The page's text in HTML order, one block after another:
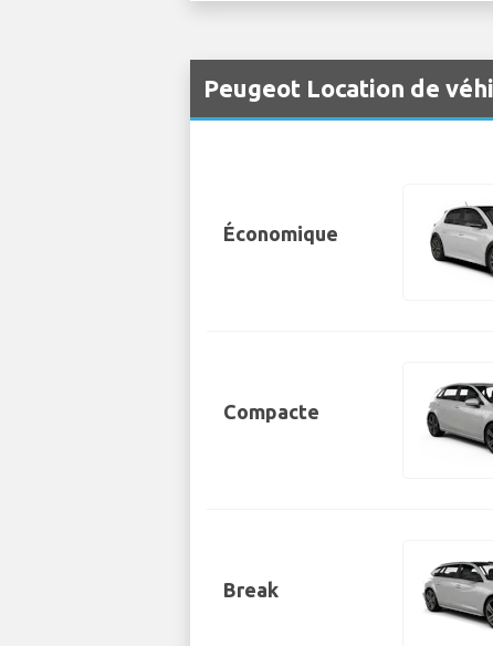
Peugeot Location de
Économique
Compacte
Break